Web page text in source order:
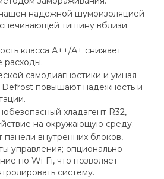
надежной шумоизоляцией
тишину вблизи
класса А++/А+ снижает
расходы.
самодиагностики и умная
Defrost повышают надежность и
хладагент R32,
на окружающую среду.
панели внутренних блоков,
управления; опционально
по Wi-Fi, что позволяет
систему.